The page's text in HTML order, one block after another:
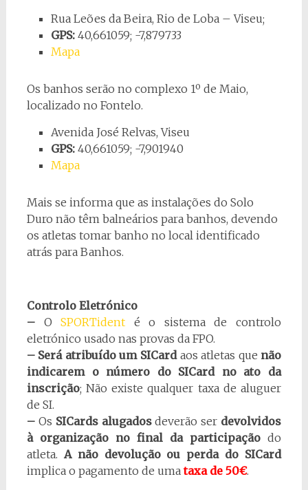
Rua Leões da Beira, Rio de Loba – Viseu;
GPS:40,661059; -7,879733
Mapa
Os banhos serão no complexo 1º de Maio,
localizado no Fontelo.
Avenida José Relvas, Viseu
GPS:40,661059; -7,901940
Mapa
Mais se informa que as instalações do Solo
Duro não têm balneários para banhos, devendo
os atletas tomar banho no local identificado
atrás para Banhos.
Controlo Eletrónico
– OSPORTident é o sistema de controlo
eletrónico usado nas provas da FPO.
– Será atribuído um SICardaos atletas que não
indicarem o número do SICard no ato da
inscrição; Não existe qualquer taxa de aluguer
de SI.
– Os SICards alugadosdeverão ser devolvidos
à organização no final da participação do
atleta. A não devolução ou perda do SICard
implica o pagamento de umataxa de 50€.